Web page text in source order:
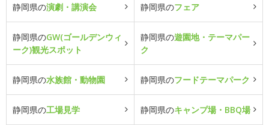
静岡県の演劇・講演会 静岡県のフェア
静岡県のGW(ゴールデンウィ
ーク)観光スポット
静岡県の遊園地・テーマパー
ク
静岡県の水族館・動物園 静岡県のフードテーマパーク
静岡県の工場見学 静岡県のキャンプ場・BBQ場